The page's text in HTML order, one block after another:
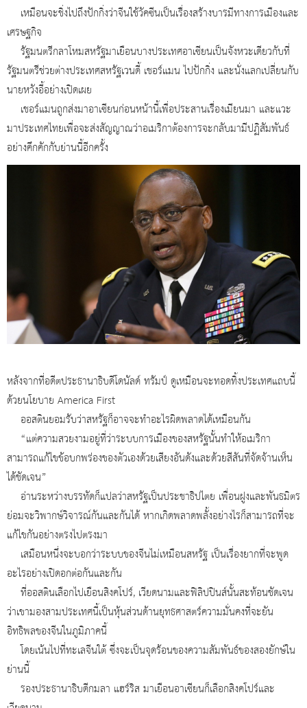
เหมือนจะชิ่งไปถึงปักกิ่งว่าจีนใช้วัคซีนเป็นเรื่องสร้างบารมีทางการเมืองและ
เศรษฐกิจ
รัฐมนตรีกลาโหมสหรัฐมาเยือนบางประเทศอาเซียนเป็นจังหวะเดียวกับที่
รัฐมนตรีช่วยต่างประเทศสหรัฐเวนดี้ เชอร์แมน ไปปักกิ่ง และนั่งแลกเปลี่ยนกับ
นายหวังอี้อย่างเปิดเผย
เชอร์แมนถูกส่งมาอาเซียนก่อนหน้านี้เพื่อประสานเรื่องเมียนมา และแวะ
มาประเทศไทยเพื่อจะส่งสัญญาณว่าอเมริกาต้องการจะกลับมามีปฏิสัมพันธ์
อย่างคึกคักกับย่านนี้อีกครั้ง
หลังจากที่อดีตประธานาธิบดีโดนัลด์ ทรัมป์ ดูเหมือนจะทอดทิ้งประเทศแถบนี้
ด้วยนโยบาย America First
ออสตินยอมรับว่าสหรัฐก็อาจจะทำอะไรผิดพลาดได้เหมือนกัน
“แต่ความสวยงามอยู่ที่ว่าระบบการเมืองของสหรัฐนั้นทำให้อเมริกา
สามารถแก้ไขข้อบกพร่องของตัวเองด้วยเสียงอันดังและด้วยสีสันที่จัดจ้านเห็น
ได้ชัดเจน”
อ่านระหว่างบรรทัดก็แปลว่าสหรัฐเป็นประชาธิปไตย เพื่อนฝูงและพันธมิตร
ย่อมจะวิพากษ์วิจารณ์กันและกันได้ หากเกิดพลาดพลั้งอย่างไรก็สามารถที่จะ
แก้ไขกันอย่างตรงไปตรงมา
เสมือนหนึ่งจะบอกว่าระบบของจีนไม่เหมือนสหรัฐ เป็นเรื่องยากที่จะพูด
อะไรอย่างเปิดอกต่อกันและกัน
ที่ออสตินเลือกไปเยือนสิงคโปร์, เวียดนามและฟิลิปปินส์นั้นสะท้อนชัดเจน
ว่าเขามองสามประเทศนี้เป็นหุ้นส่วนด้านยุทธศาสตร์ความมั่นคงที่จะยัน
อิทธิพลของจีนในภูมิภาคนี้
โดยเน้นไปที่ทะเลจีนใต้ ซึ่งจะเป็นจุดร้อนของความสัมพันธ์ของสองยักษ์ใน
ย่านนี้
รองประธานาธิบดีกมลา แฮร์ริส มาเยือนอาเซียนก็เลือกสิงคโปร์และ